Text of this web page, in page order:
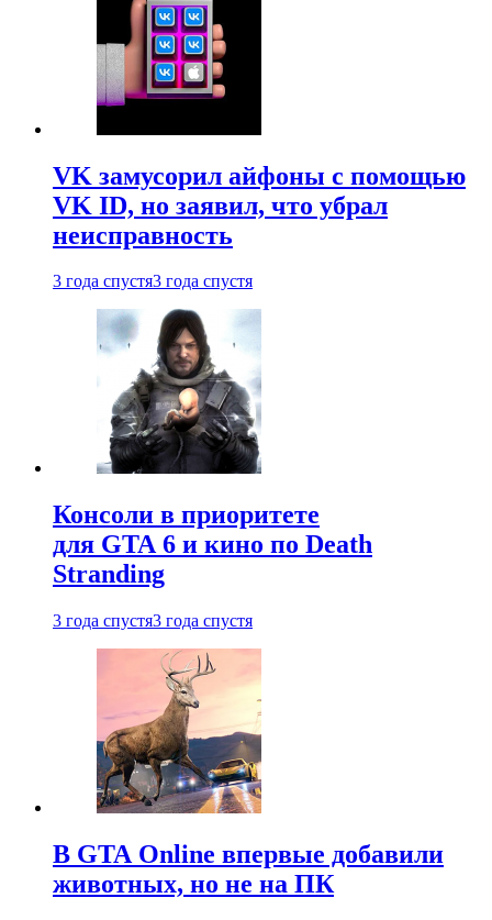
VK замусорил айфоны с помощью
VK ID, но заявил, что убрал
неисправность
3 года спустя3 года спустя
Консоли в приоритете
для GTA 6 и кино по Death
Stranding
3 года спустя3 года спустя
В GTA Online впервые добавили
животных, но не на ПК